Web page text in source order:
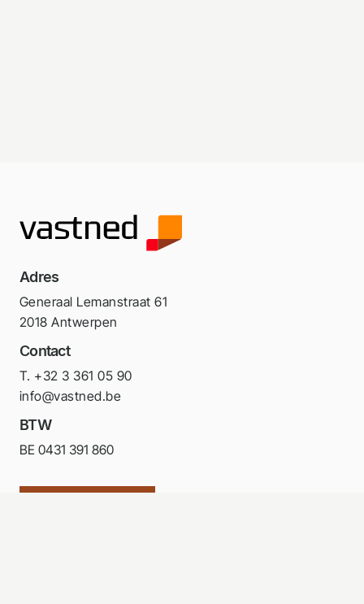
Adres
Generaal Lemanstraat 61
2018 Antwerpen
Contact
T. +32 3 361 05 90
info@vastned.be
BTW
BE 0431 391 860